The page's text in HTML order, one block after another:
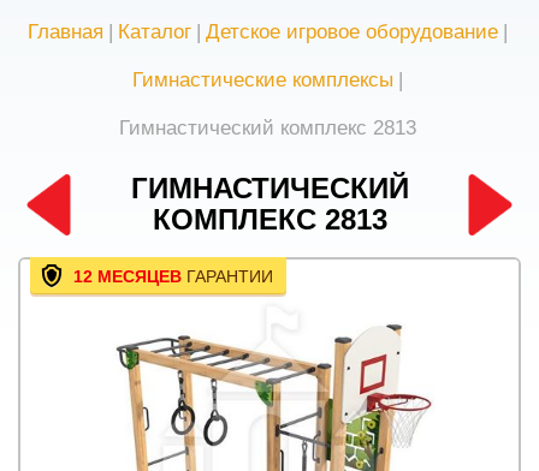
Главная | Каталог | Детское игровое оборудование |
Гимнастические комплексы |
Гимнастический комплекс 2813
ГИМНАСТИЧЕСКИЙ
КОМПЛЕКС 2813
12 МЕСЯЦЕВ ГАРАНТИИ